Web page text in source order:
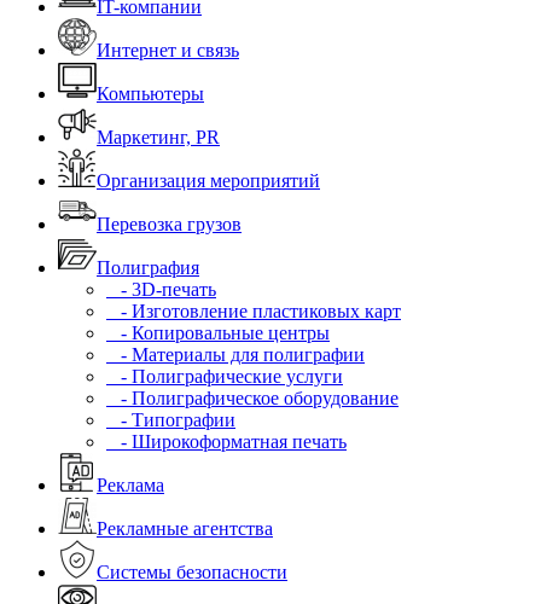
IT-компании
Интернет и связь
Компьютеры
Маркетинг, PR
Организация мероприятий
Перевозка грузов
Полиграфия
- 3D-печать
- Изготовление пластиковых карт
- Копировальные центры
- Материалы для полиграфии
- Полиграфические услуги
- Полиграфическое оборудование
- Типографии
- Широкоформатная печать
Реклама
Рекламные агентства
Системы безопасности